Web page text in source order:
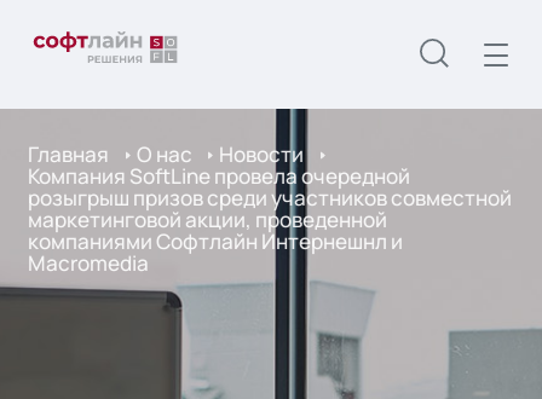
Главная О нас Новости
Компания SoftLine провела очередной
розыгрыш призов среди участников совместной
маркетинговой акции, проведенной
компаниями Софтлайн Интернешнл и
Macromedia